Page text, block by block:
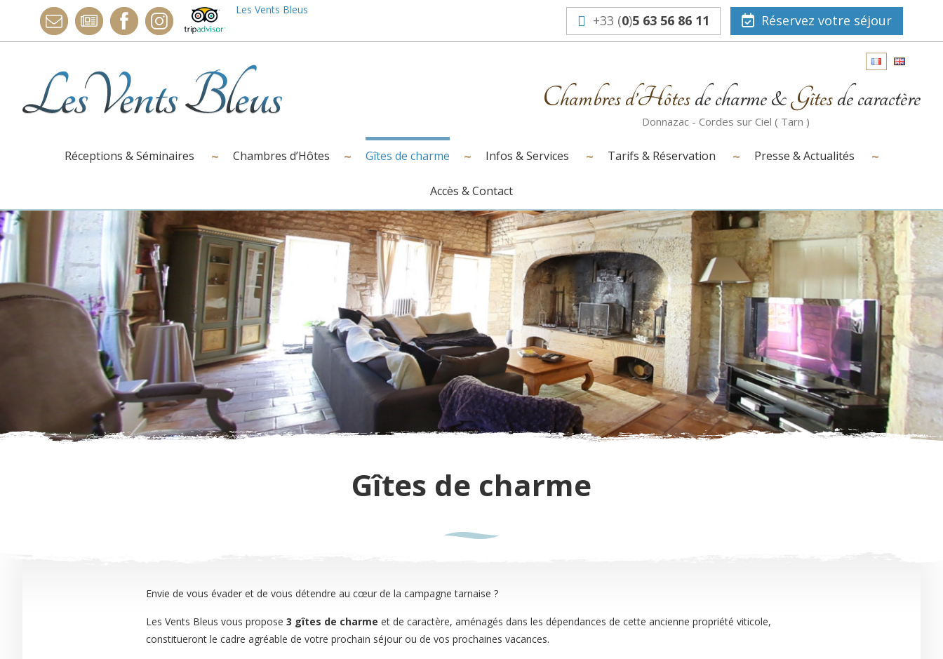
Les Vents Bleus
+33 (0)5 63 56 86 11 Réservez votre séjour
Chambres d’Hôtesde charme &Gîtesde caractère
Donnazac - Cordes sur Ciel ( Tarn )
Réceptions & Séminaires Chambres d’Hôtes Gîtes de charme Infos & Services Tarifs & Réservation Presse & Actualités
Accès & Contact
Gîtes de charme
Envie de vous évader et de vous détendre au cœur de la campagne tarnaise ?
Les Vents Bleus vous propose 3 gîtes de charme et de caractère, aménagés dans les dépendances de cette ancienne propriété viticole,
constitueront le cadre agréable de votre prochain séjour ou de vos prochaines vacances.